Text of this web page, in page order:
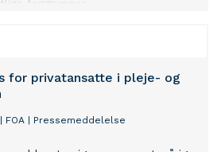
faggrupper.
for privatansatte i pleje- og
FOA Pressemeddelelse